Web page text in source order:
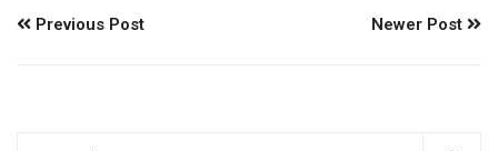
Previous Post Newer Post